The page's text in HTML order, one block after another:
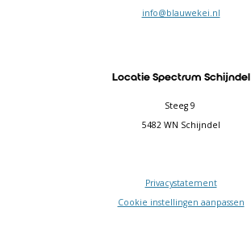
info@blauwekei.nl
Locatie Spectrum Schijndel
Steeg 9
5482 WN Schijndel
Privacystatement
Cookie instellingen aanpassen